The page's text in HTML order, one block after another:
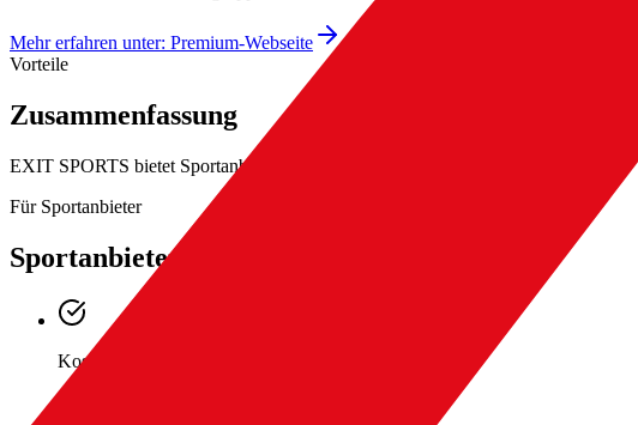
Mehr erfahren unter: Premium-Webseite
Vorteile
Zusammenfassung
EXIT SPORTS bietet Sportanbietern und Nutzer:innen zahlreiche Vorteile:
Für Sportanbieter
Sportanbieter
Kostenlose Standard-Webseite